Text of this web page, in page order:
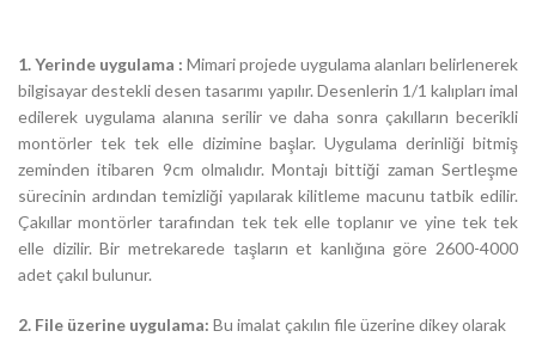
1. Yerinde uygulama : Mimari projede uygulama alanları belirlenerek
bilgisayar destekli desen tasarımı yapılır. Desenlerin 1/1 kalıpları imal
edilerek uygulama alanına serilir ve daha sonra çakılların becerikli
montörler tek tek elle dizimine başlar. Uygulama derinliği bitmiş
zeminden itibaren 9cm olmalıdır. Montajı bittiği zaman Sertleşme
sürecinin ardından temizliği yapılarak kilitleme macunu tatbik edilir.
Çakıllar montörler tarafından tek tek elle toplanır ve yine tek tek
elle dizilir. Bir metrekarede taşların et kanlığına göre 2600-4000
adet çakıl bulunur.
2. File üzerine uygulama: Bu imalat çakılın file üzerine dikey olarak